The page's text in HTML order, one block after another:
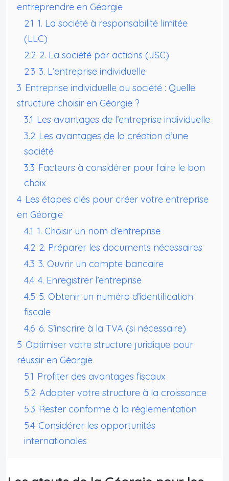
entreprendre en Géorgie
2.1 1. La société à responsabilité limitée
(LLC)
2.2 2. La société par actions (JSC)
2.3 3. L’entreprise individuelle
3 Entreprise individuelle ou société : Quelle
structure choisir en Géorgie ?
3.1 Les avantages de l’entreprise individuelle
3.2 Les avantages de la création d’une
société
3.3 Facteurs à considérer pour faire le bon
choix
4 Les étapes clés pour créer votre entreprise
en Géorgie
4.1 1. Choisir un nom d’entreprise
4.2 2. Préparer les documents nécessaires
4.3 3. Ouvrir un compte bancaire
4.4 4. Enregistrer l’entreprise
4.5 5. Obtenir un numéro d’identification
fiscale
4.6 6. S’inscrire à la TVA (si nécessaire)
5 Optimiser votre structure juridique pour
réussir en Géorgie
5.1 Profiter des avantages fiscaux
5.2 Adapter votre structure à la croissance
5.3 Rester conforme à la réglementation
5.4 Considérer les opportunités
internationales